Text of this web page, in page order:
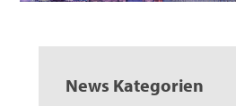
Themenwelten
News Kategorien